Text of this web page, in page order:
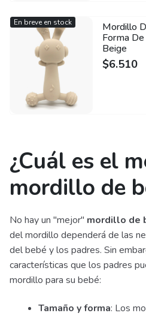
Mordillo
Forma
Beige
$6.510
En breve en stock
¿Cuál es el
mordillo de
No hay un "mejor" mordillo de
del mordillo dependerá de las
del bebé y los padres. Sin
características que los padres
mordillo para su bebé:
Tamaño y forma: Los